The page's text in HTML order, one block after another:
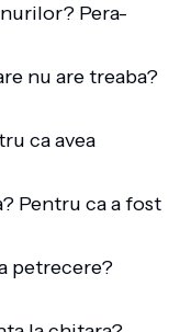
Pera-
nu are treaba?
ca avea
Pentru ca a fost
petrecere?